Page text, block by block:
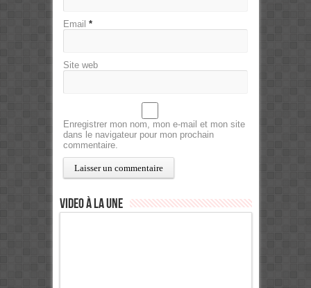
Email *
Site web
Enregistrer mon nom, mon e-mail et mon site
dans le navigateur pour mon prochain
commentaire.
Video à la Une